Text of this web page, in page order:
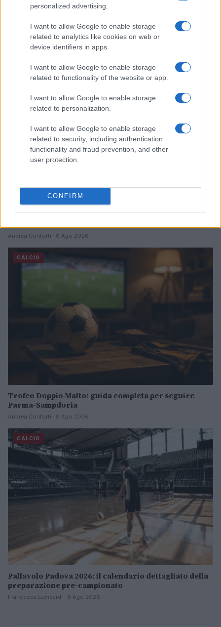
personalized advertising.
I want to allow Google to enable storage
related to analytics like cookies on web or
device identifiers in apps.
I want to allow Google to enable storage
related to functionality of the website or app.
I want to allow Google to enable storage
related to personalization.
I want to allow Google to enable storage
related to security, including authentication
functionality and fraud prevention, and other
user protection.
CONFIRM
Continua a leggere
CALCIO
Parma Calcio: Touré è ufficiale, dettagli sul
trasferimento dall’Atalanta
Andrea Conforti · 8 Ago 2026
CALCIO
Trofeo Doppio Malto: guida completa per seguire
Parma-Sampdoria
Andrea Conforti · 8 Ago 2026
CALCIO
Pallavolo Padova 2026: il calendario dettagliato della
preparazione pre-campionato
Francesca Lombardi · 8 Ago 2026